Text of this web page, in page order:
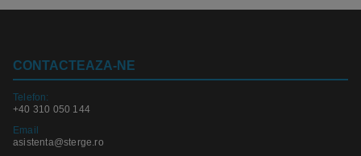
CONTACTEAZA-NE
Telefon:
+40 310 050 144
Email
asistenta@sterge.ro